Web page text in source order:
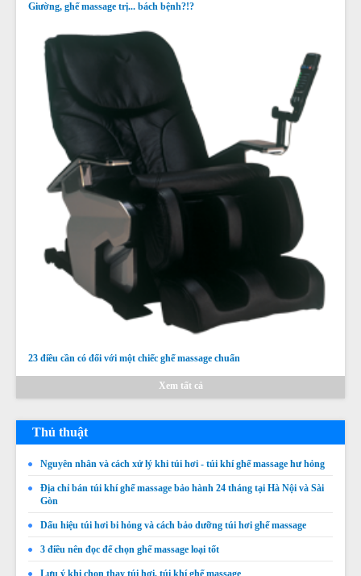
Giường, ghế massage trị... bách bệnh?!?
23 điều cần có đối với một chiếc ghế massage chuẩn
Xem tất cả
Thủ thuật
Nguyên nhân và cách xử lý khi túi hơi - túi khí ghế massage hư hỏng
Địa chỉ bán túi khí ghế massage bảo hành 24 tháng tại Hà Nội và Sài
Gòn
Dấu hiệu túi hơi bi hỏng và cách bảo dưỡng túi hơi ghế massage
3 điều nên đọc để chọn ghế massage loại tốt